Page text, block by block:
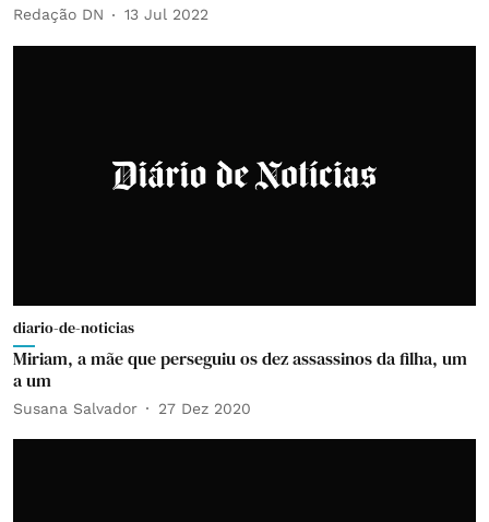
Redação DN 13 Jul 2022
diario-de-noticias
Miriam, a mãe que perseguiu os dez assassinos da filha, um
a um
Susana Salvador 27 Dez 2020